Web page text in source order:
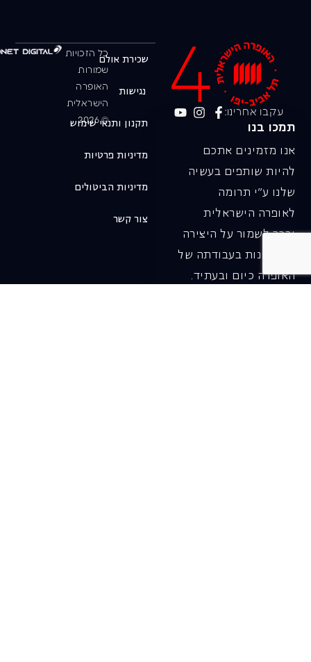
עקבו אחרינו:
תמכו בנו
אנו מזמינים אתכם
להיות שותפים בעשיה
שלנו ע"י תרומה
לאופרה הישראלית
ובכך לשמור על היצירה
והחדשנות בעבודתה של
האופרה כיום ובעתיד.
כל הזכויות
שמורות
האופרה
הישראלית
© 2026
שכירת אולם
נגישות
תקנון ותנאי שימוש
מדיניות פרטיות
מדיניות הביטולים
צור קשר